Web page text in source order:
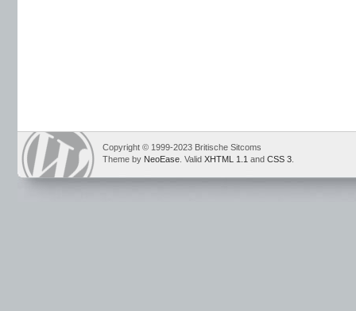
Copyright © 1999-2023 Britische Sitcoms
Theme by NeoEase . Valid XHTML 1.1 and CSS 3